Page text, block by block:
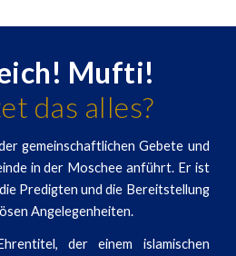
Mufti!
das alles?
gemeinschaftlichen Gebete und
in der Moschee anführt. Er ist
Predigten und die Bereitstellung
Angelegenheiten.
der einem islamischen